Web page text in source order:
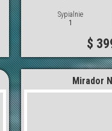
Sypialnie
1
$
Mirador